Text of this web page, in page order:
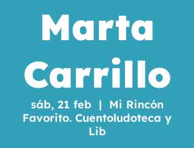
Marta
Carrillo
sáb, 21 feb
  |
Mi Rincón
Favorito. Cuentoludoteca y
Lib